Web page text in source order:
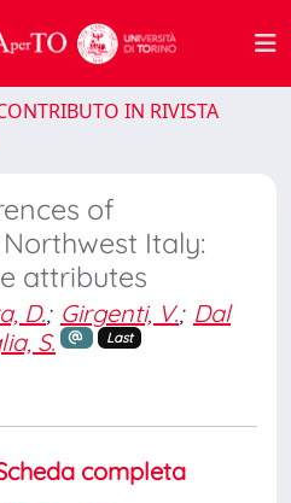
IN RIVISTA
of
Italy:
attributes
D.; Girgenti, V.; Dal
S. Last
completa